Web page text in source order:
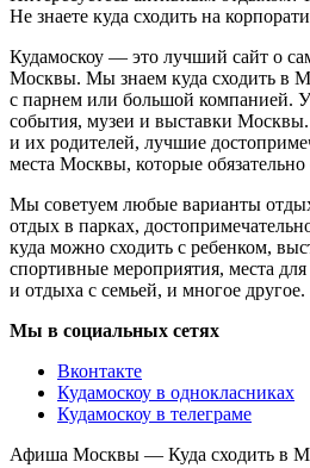
Не знаете куда сходить на
Кудамоскоу — это лучший сайт о
Москвы. Мы знаем куда сходить в
с парнем или большой компанией.
события, музеи и выставки
и их родителей, лучшие
места Москвы, которые обязательно
Мы советуем любые варианты
отдых в парках,
куда можно сходить с ребенком,
спортивные мероприятия, места
и отдыха с семьей, и многое другое.
Мы в социальных сетях
Вконтакте
Кудамоскоу в однокласниках
Кудамоскоу в телеграме
Афиша Москвы — Куда сходить в